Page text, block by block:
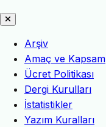
Arşiv
Amaç ve Kapsam
Ücret Politikası
Dergi Kurulları
İstatistikler
Yazım Kuralları